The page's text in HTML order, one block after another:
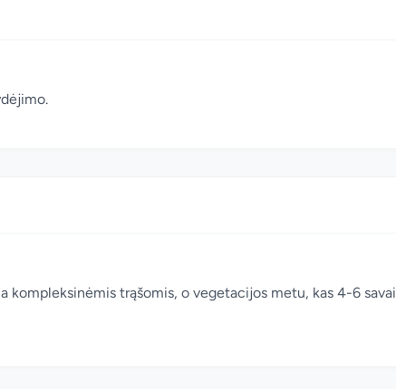
kompleksinėmis trąšomis, o vegetacijos metu, kas 4-6